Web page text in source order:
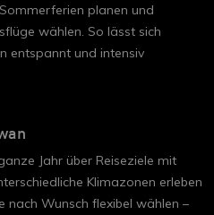
planen und
wählen. So lässt sich
entspannt und intensiv
Jahr über Reiseziele mit
Klimazonen erleben
nach Wunsch flexibel wählen –